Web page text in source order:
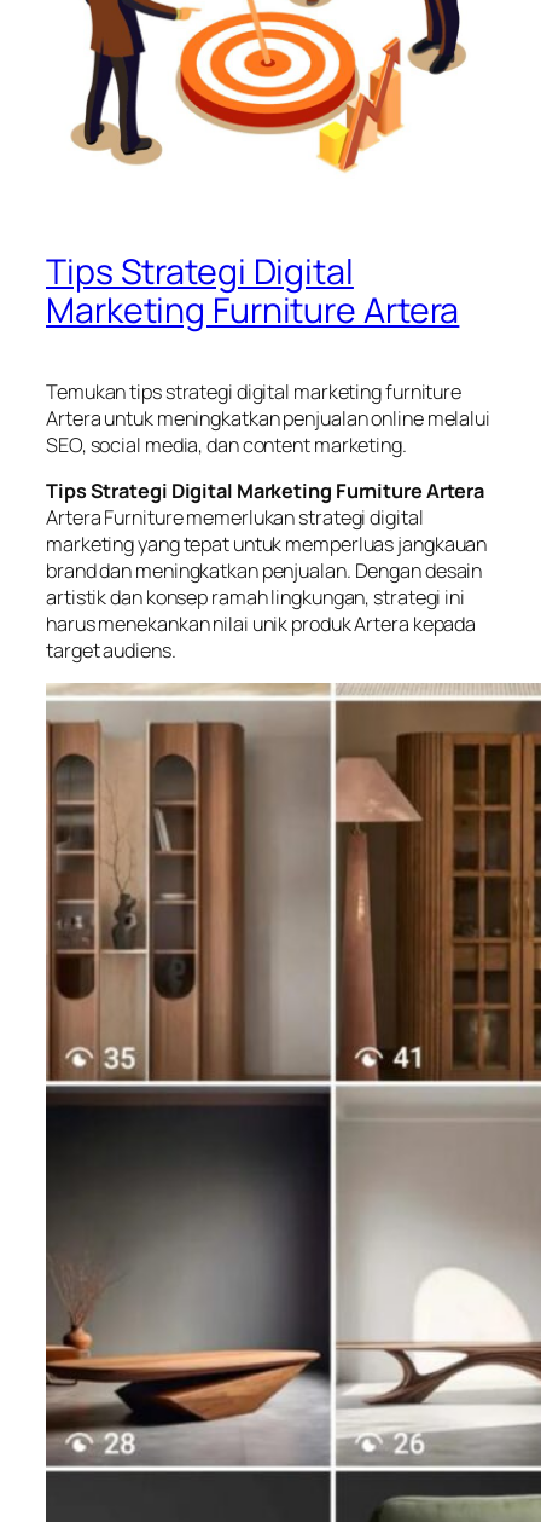
Tips Strategi Digital
Marketing Furniture Artera
Temukan tips strategi digital marketing furniture
Artera untuk meningkatkan penjualan online melalui
SEO, social media, dan content marketing.
Tips Strategi Digital Marketing Furniture Artera
Artera Furniture memerlukan strategi digital
marketing yang tepat untuk memperluas jangkauan
brand dan meningkatkan penjualan. Dengan desain
artistik dan konsep ramah lingkungan, strategi ini
harus menekankan nilai unik produk Artera kepada
target audiens.